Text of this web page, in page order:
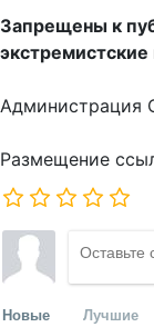
Запрещены к
Администрация
Размещение
Новые Лучшие